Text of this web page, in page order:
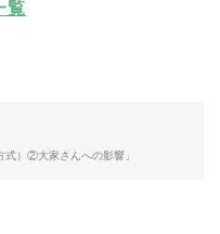
覧
式）②大家さんへの影響」